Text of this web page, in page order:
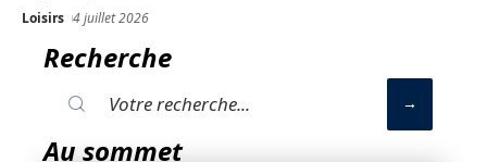
Loisirs 4 juillet 2026
Recherche
Au sommet